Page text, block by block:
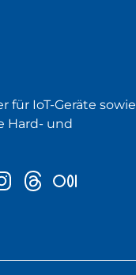
für IoT-Geräte sowie
Hard- und